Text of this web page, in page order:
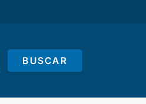
BUSCAR